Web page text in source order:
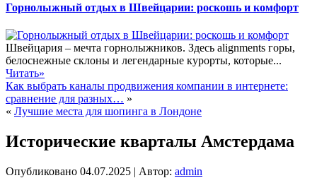
Горнолыжный отдых в Швейцарии: роскошь и комфорт
Швейцария – мечта горнолыжников. Здесь alignments горы,
белоснежные склоны и легендарные курорты, которые...
Читать»
Как выбрать каналы продвижения компании в интернете:
сравнение для разных… »
« Лучшие места для шопинга в Лондоне
Исторические кварталы Амстердама
Опубликовано 04.07.2025 | Автор: admin